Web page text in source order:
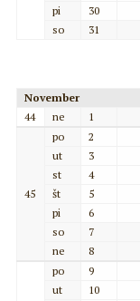
pi
30
so
31
November
44
ne 1
45
po
2
ut
3
st
4
št
5
pi
6
so
7
ne
8
po
9
ut
10